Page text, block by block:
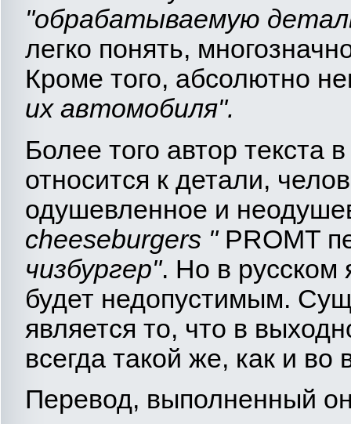
"обрабатываемую
легко понять,
Кроме того, абсолютно
их автомобиля".
Более того автор текста
относится к детали,
одушевленное и
cheeseburgers " PROMT
чизбургер". Но в русском
будет недопустимым.
является то, что в
всегда такой же, как и во
Перевод, выполненный